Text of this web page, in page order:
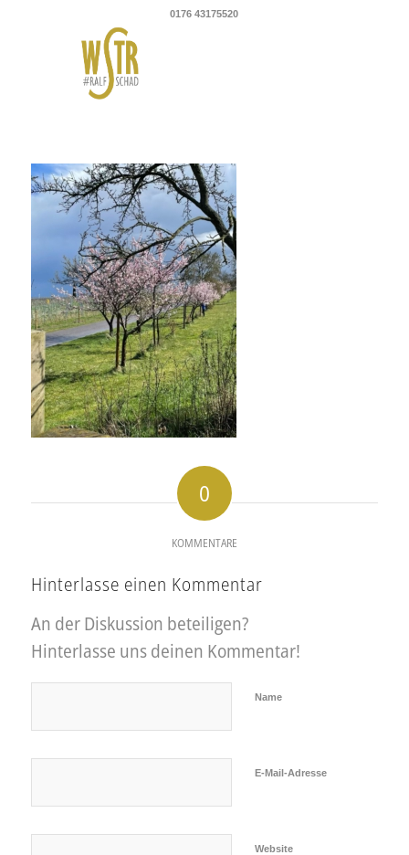
0176 43175520
0
KOMMENTARE
Hinterlasse einen Kommentar
An der Diskussion beteiligen?
Hinterlasse uns deinen Kommentar!
Name
E-Mail-Adresse
Website